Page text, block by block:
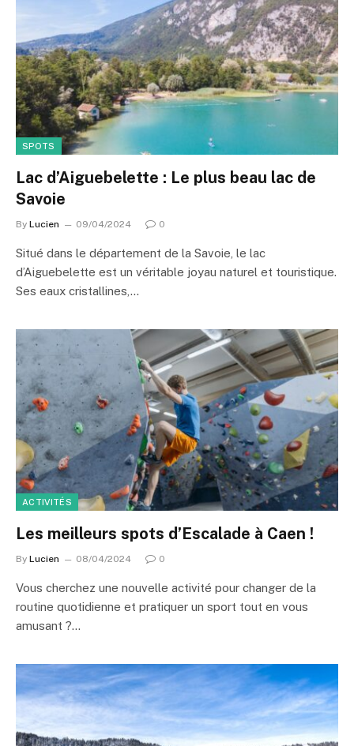
SPOTS
Lac d’Aiguebelette : Le plus beau lac de
Savoie
By Lucien 09/04/2024 0
Situé dans le département de la Savoie, le lac
d’Aiguebelette est un véritable joyau naturel et touristique.
Ses eaux cristallines,…
ACTIVITÉS
Les meilleurs spots d’Escalade à Caen !
By Lucien 08/04/2024 0
Vous cherchez une nouvelle activité pour changer de la
routine quotidienne et pratiquer un sport tout en vous
amusant ?…